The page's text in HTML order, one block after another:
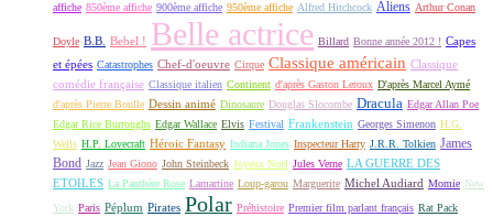
affiche 850ème affiche 900ème affiche 950ème affiche Alfred Hitchcock Aliens Arthur Conan
Doyle B.B. Bebel ! Belle actrice Billard Bonne année 2012 ! Capes
et épées Catastrophes Chef-d'oeuvre Cirque Classique américain Classique
comédie française Classique italien Continent d'après Gaston Leroux D'après Marcel Aymé
d'après Pierre Boulle Dessin animé Dinosaure Douglas Slocombe Dracula Edgar Allan Poe
Edgar Rice Burroughs Edgar Wallace Elvis Festival Frankenstein Georges Simenon H.G.
Wells H.P. Lovecraft Héroic Fantasy Indiana Jones Inspecteur Harry J.R.R. Tolkien James
Bond Jazz Jean Giono John Steinbeck Joyeux Noël Jules Verne LA GUERRE DES
ETOILES La Panthère Rose Lamartine Loup-garou Marguerite Michel Audiard Momie New
York Paris Péplum Pirates Polar Préhistoire Premier film parlant français Rat Pack